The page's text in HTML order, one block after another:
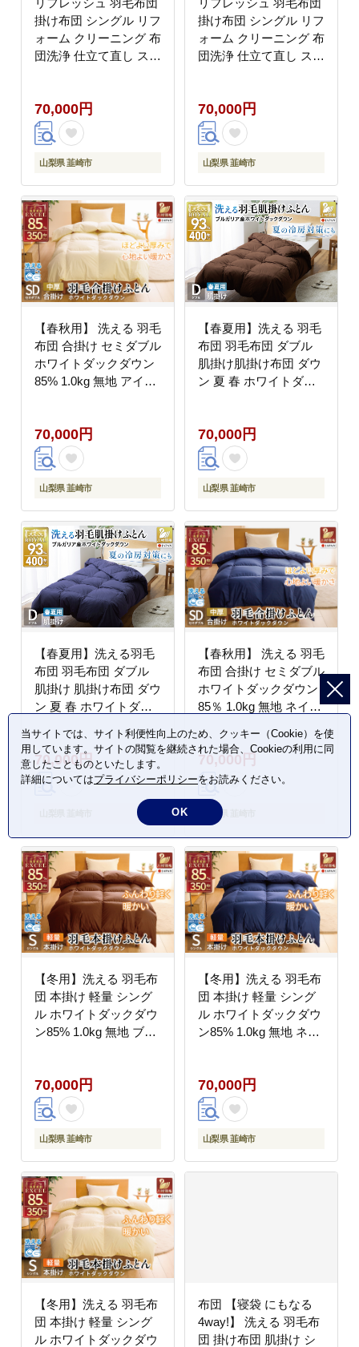
掛け布団 シングル リフ
ォーム クリーニング 布
団洗浄 仕立て直し スタ
まかせ】 布団打ち直し
布団リフォーム リフレ
ッシュサービス 布団 羽
毛 ふとん ダウン ダウ
ち直し 抗菌防臭 [川村
羽毛 山梨県 韮崎市
20743586]
70,000円
山梨県 韮崎市
掛け布団 シングル リフ
ォーム クリーニング 布
団洗浄 仕立て直し スタ
おまかせ】布団打ち直
し 布団リフォーム リフ
レッシュサービス 布団
羽毛 ふとん ダウン ダ
打ち直し 抗菌防臭 [川
村羽毛 山梨県 韮崎市
20743585]
70,000円
山梨県 韮崎市
【春秋用】 洗える 羽毛
布団 合掛け セミダブル
ホワイトダックダウン
85% 1.0kg 無地 アイボ
20743640] 合い掛け 軽
い羽毛 布団 コインラン
ドリー 掛け布団 ダウン
かけ布団 ふとん 羽毛ふ
ルゴールドラベル
70,000円
山梨県 韮崎市
【春夏用】洗える 羽毛
布団 羽毛布団 ダブル
肌掛け肌掛け布団 ダウ
ン 夏 春 ホワイトダッ
毛 布団 うもう布団 ふ
とん 肌掛 掛け布団 掛
布団 寝具 夏用 春用 日
本製 国産 抗菌防臭 無
リー 柔軟加工 送料無料
コインランドリー [川村
羽毛 山梨県 韮崎市
20745032]
70,000円
山梨県 韮崎市
【春夏用】洗える羽毛
布団 羽毛布団 ダブル
肌掛け 肌掛け布団 ダウ
ン 夏 春 ホワイトダッ
イビー ダウンケット 羽
毛 布団 肌掛布団 ふと
ん 羽毛ふとん 肌掛 掛
用 春用 日本製 国産 抗
菌防臭 無地 ダニプルー
フ 花粉フリー 柔軟加工
送料無料 コインランド
リー [川村羽毛 山梨県
韮崎市 20745033]
70,000円
【春秋用】 洗える 羽毛
布団 合掛け セミダブル
ホワイトダックダウン
85％ 1.0kg 無地 ネイビ
羽毛 山梨県 韮崎市
20745415] 合い掛け 軽
い羽毛 布団 コインラン
かけ布団 ふとん 羽毛ふ
とん 合掛け布団 エクセ
ルゴールドラベル
70,000円
山梨県 韮崎市
【冬用】洗える 羽毛布
団 本掛け 軽量 シング
ル ホワイトダックダウ
ン85% 1.0kg 無地 ブラ
マンションタイプ 軽い
コインランドリー 掛け
布団 ダウンかけ布団 ふ
とん 羽毛ふとん 本掛け
ールドラベル
70,000円
山梨県 韮崎市
【冬用】洗える 羽毛布
団 本掛け 軽量 シング
ル ホワイトダックダウ
ン85% 1.0kg 無地 ネイ
マンションタイプ 軽い
コインランドリー 掛け
布団 ダウンかけ布団 ふ
とん 羽毛ふとん 本掛け
ールドラベル
70,000円
山梨県 韮崎市
【冬用】洗える 羽毛布
団 本掛け 軽量 シング
ル ホワイトダックダウ
布団 【寝袋 にもなる
4way!】 洗える 羽毛布
団 掛け布団 肌掛け シ
当サイトでは、サイト利便性向上のため、クッキー（Cookie）を使
用しています。サイトの閲覧を継続された場合、Cookieの利用に同
意したことものといたします。
詳細についてはプライバシーポリシーをお読みください。
OK